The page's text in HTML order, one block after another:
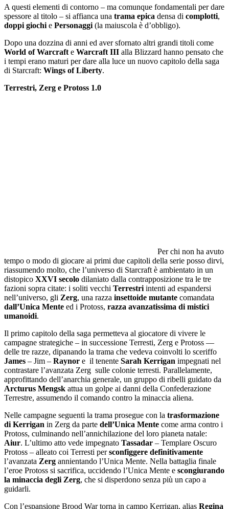
A questi elementi di contorno – ma comunque fondamentali per dare
spessore al titolo – si affianca una trama epica densa di complotti,
doppi giochi e Personaggi (la maiuscola è d’obbligo).
Dopo una dozzina di anni ed aver sfornato altri grandi titoli come
World of Warcraft e Warcraft III alla Blizzard hanno pensato che
i tempi erano maturi per dare alla luce un nuovo capitolo della saga
di Starcraft: Wings of Liberty.
Terrestri, Zerg e Protoss 1.0
Per chi non ha avuto
tempo o modo di giocare ai primi due capitoli della serie posso dirvi,
riassumendo molto, che l’universo di Starcraft è ambientato in un
distopico XXVI secolo dilaniato dalla contrapposizione tra le tre
fazioni sopra citate: i soliti vecchi Terrestri intenti ad espandersi
nell’universo, gli Zerg, una razza insettoide mutante comandata
dall’Unica Mente ed i Protoss, razza avanzatissima di mistici
umanoidi.
Il primo capitolo della saga permetteva al giocatore di vivere le
campagne strategiche – in successione Terresti, Zerg e Protoss —
delle tre razze, dipanando la trama che vedeva coinvolti lo sceriffo
James – Jim – Raynor e il tenente Sarah Kerrigan impegnati nel
contrastare l’avanzata Zerg sulle colonie terresti. Parallelamente,
approfittando dell’anarchia generale, un gruppo di ribelli guidato da
Arcturus Mengsk attua un golpe ai danni della Confederazione
Terrestre, assumendo il comando contro la minaccia aliena.
Nelle campagne seguenti la trama prosegue con la trasformazione
di Kerrigan in Zerg da parte dell’Unica Mente come arma contro i
Protoss, culminando nell’annichilazione del loro pianeta natale:
Aiur. L’ultimo atto vede impegnato Tassadar – Templare Oscuro
Protoss – alleato coi Terresti persconfiggere definitivamente
l’avanzata Zerg annientando l’Unica Mente. Nella battaglia finale
l’eroe Protoss si sacrifica, uccidendo l’Unica Mente e scongiurando
la minaccia degli Zerg, che si disperdono senza più un capo a
guidarli.
Con l’espansione Brood War torna in campo Kerrigan, alias Regina